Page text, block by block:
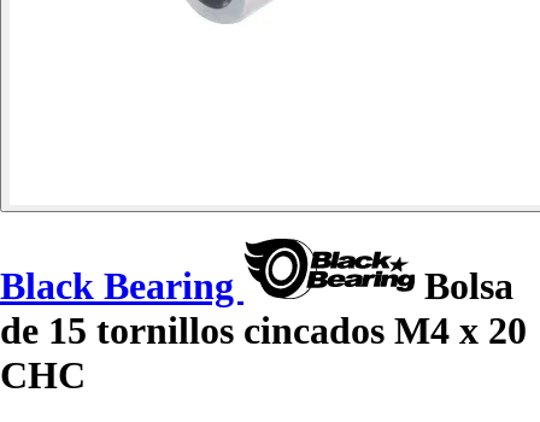
Black Bearing
Bolsa
de 15 tornillos cincados M4 x 20
CHC